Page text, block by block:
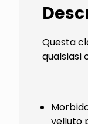
Questa
qualsiasi